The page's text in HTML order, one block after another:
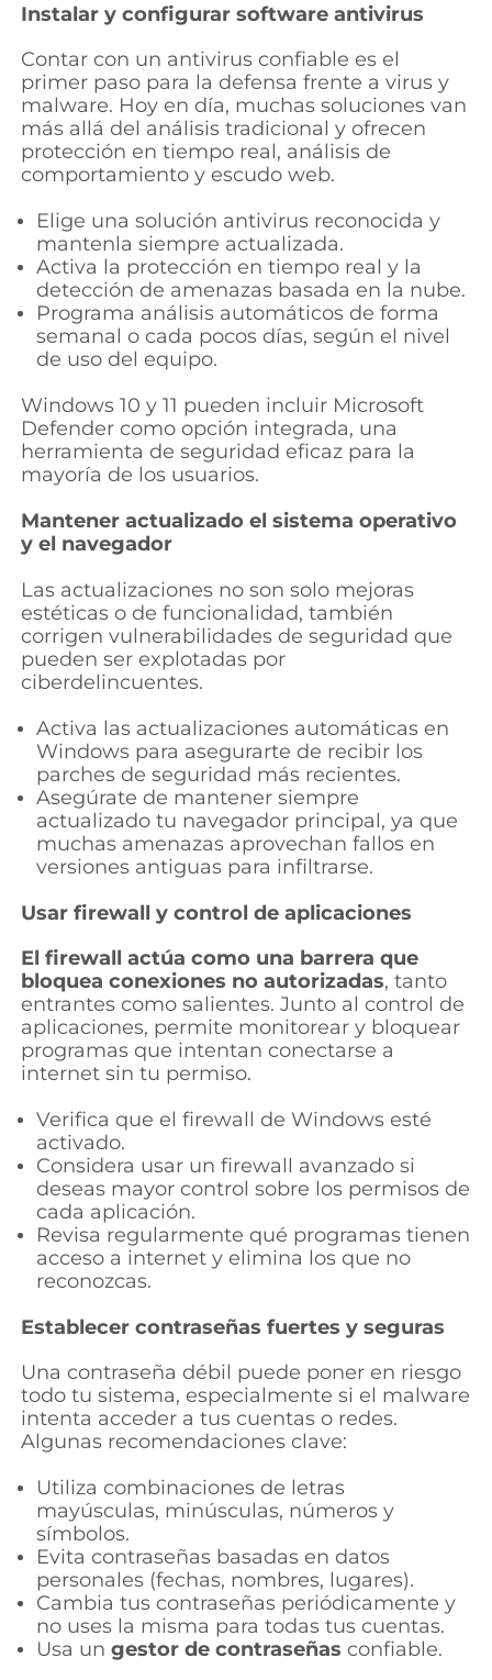
Instalar y configurar software antivirus
Contar con un antivirus confiable es el
primer paso para la defensa frente a virus y
malware. Hoy en día, muchas soluciones van
más allá del análisis tradicional y ofrecen
protección en tiempo real, análisis de
comportamiento y escudo web.
Elige una solución antivirus reconocida y
mantenla siempre actualizada.
Activa la protección en tiempo real y la
detección de amenazas basada en la nube.
Programa análisis automáticos de forma
semanal o cada pocos días, según el nivel
de uso del equipo.
Windows 10 y 11 pueden incluir Microsoft
Defender como opción integrada, una
herramienta de seguridad eficaz para la
mayoría de los usuarios.
Mantener actualizado el sistema operativo
y el navegador
Las actualizaciones no son solo mejoras
estéticas o de funcionalidad, también
corrigen vulnerabilidades de seguridad que
pueden ser explotadas por
ciberdelincuentes.
Activa las actualizaciones automáticas en
Windows para asegurarte de recibir los
parches de seguridad más recientes.
Asegúrate de mantener siempre
actualizado tu navegador principal, ya que
muchas amenazas aprovechan fallos en
versiones antiguas para infiltrarse.
Usar firewall y control de aplicaciones
El firewall actúa como una barrera que
bloquea conexiones no autorizadas, tanto
entrantes como salientes. Junto al control de
aplicaciones, permite monitorear y bloquear
programas que intentan conectarse a
internet sin tu permiso.
Verifica que el firewall de Windows esté
activado.
Considera usar un firewall avanzado si
deseas mayor control sobre los permisos de
cada aplicación.
Revisa regularmente qué programas tienen
acceso a internet y elimina los que no
reconozcas.
Establecer contraseñas fuertes y seguras
Una contraseña débil puede poner en riesgo
todo tu sistema, especialmente si el malware
intenta acceder a tus cuentas o redes.
Algunas recomendaciones clave:
Utiliza combinaciones de letras
mayúsculas, minúsculas, números y
símbolos.
Evita contraseñas basadas en datos
personales (fechas, nombres, lugares).
Cambia tus contraseñas periódicamente y
no uses la misma para todas tus cuentas.
Usa un gestor de contraseñas confiable.